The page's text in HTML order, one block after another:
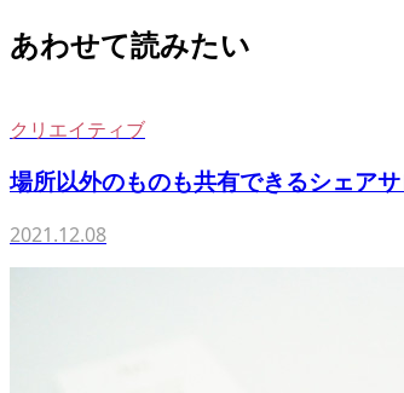
あわせて読みたい
クリエイティブ
場所以外のものも共有できるシェア
2021.12.08